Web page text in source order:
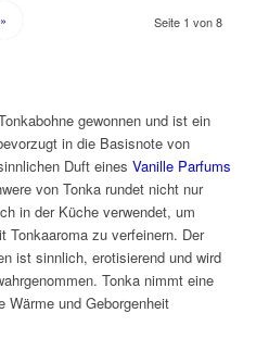
Seite 1 von 8
»
gewonnen und ist ein
in die Basisnote von
Duft eines Vanille Parfums
von Tonka rundet nicht nur
in der Küche verwendet, um
Tonkaaroma zu verfeinern. Der
ist sinnlich, erotisierend und wird
Tonka nimmt eine
Wärme und Geborgenheit